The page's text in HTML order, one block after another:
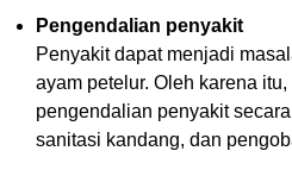
Pengendalian penyakit
Penyakit dapat menjadi
ayam petelur. Oleh karena
pengendalian penyakit
sanitasi kandang, dan